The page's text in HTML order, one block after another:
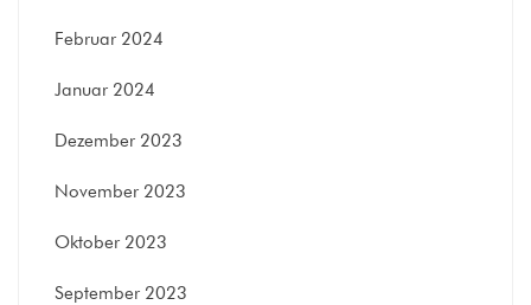
Februar 2024
Januar 2024
Dezember 2023
November 2023
Oktober 2023
September 2023